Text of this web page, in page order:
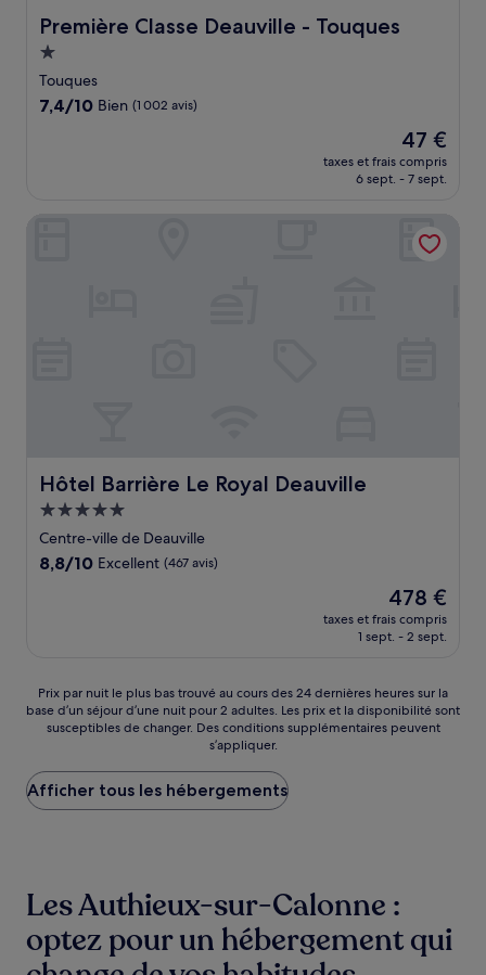
Première Classe Deauville - Touques
Première Classe Deauville - Touques
Hébergement
1.0 étoile
Touques
7.4
7,4/10 Bien (1 002 avis)
Le
nouveau
prix
de
47 €
47 €
taxes et frais compris
6 sept. - 7 sept.
Hôtel Barrière Le Royal Deauville
Hôtel Barrière Le Royal Deauville
Hébergement
5.0 étoiles
Centre-ville de Deauville
8.8
8,8/10 Excellent (467 avis)
Le
nouveau
prix
478 €
478 €
taxes et frais compris
1 sept. - 2 sept.
Prix
par
nuit
plus
bas
trouvé
heures
la
base
Prix par nuit le plus bas trouvé au cours des 24 dernières heures sur la
base d’un séjour d’une nuit pour 2 adultes. Les prix et la disponibilité sont
susceptibles de changer. Des conditions supplémentaires peuvent
s’appliquer.
Afficher tous les hébergements
Les Authieux-sur-Calonne :
optez pour un hébergement qui